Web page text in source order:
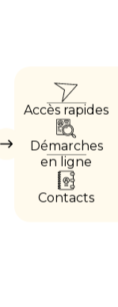
Masquer
Accès rapides
Démarches
en ligne
Contacts